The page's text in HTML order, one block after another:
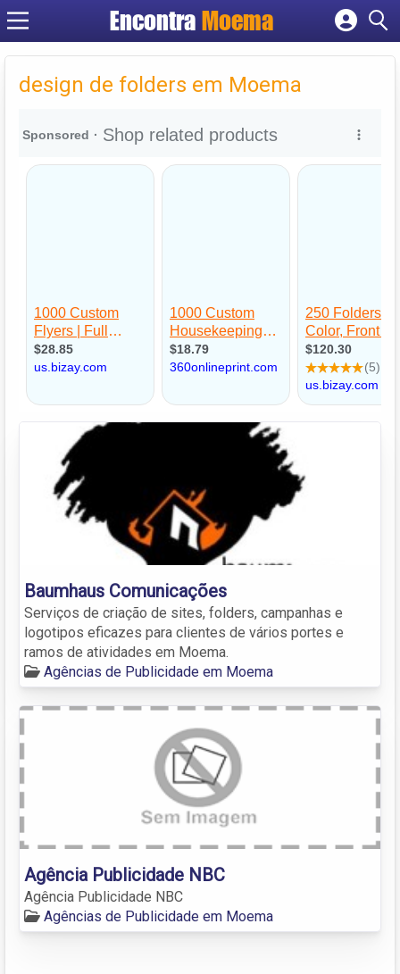
Encontra Moema
Criar conta
design de folders em Moema
Baumhaus Comunicações
Serviços de criação de sites, folders, campanhas e
logotipos eficazes para clientes de vários portes e
ramos de atividades em Moema.
Agências de Publicidade em Moema
Agência Publicidade NBC
Agência Publicidade NBC
Agências de Publicidade em Moema